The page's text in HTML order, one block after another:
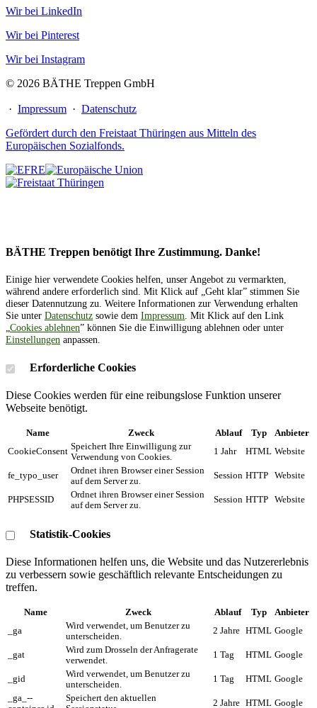
Wir bei LinkedIn
Wir bei Pinterest
Wir bei Instagram
© 2026 BÄTHE Treppen GmbH
· Impressum · Datenschutz
Gefördert durch den Freistaat Thüringen aus Mitteln des
Europäischen Sozialfonds.
BÄTHE Treppen benötigt Ihre Zustimmung. Danke!
Einige hier verwendete Cookies helfen, unser Angebot zu vermarkten,
während andere erforderlich sind. Mit Klick auf „Geht klar” stimmen Sie
dieser Datennutzung zu. Weitere Informationen zur Verwendung erhalten
Sie unter Datenschutz sowie dem Impressum. Mit Klick auf den Link
„Cookies ablehnen” können Sie die Einwilligung ablehnen oder unter
Einstellungen anpassen.
Erforderliche Cookies
Diese Cookies werden für eine reibungslose Funktion unserer
Webseite benötigt.
Name Zweck Ablauf Typ
Anbieter
CookieConsent Speichert Ihre Einwilligung zur
Verwendung von Cookies.
1 Jahr HTML Website
fe_typo_user
Ordnet ihren Browser einer Session
auf dem Server zu.
Session HTTP Website
PHPSESSID
Ordnet ihren Browser einer Session
auf dem Server zu.
Session HTTP Website
Statistik-Cookies
Diese Informationen helfen uns, die Website und das Nutzererlebnis
zu verbessern sowie geschäftlich relevante Entscheidungen zu
treffen.
Name Zweck Ablauf Typ
Anbieter
_ga
Wird verwendet, um Benutzer zu
unterscheiden.
2 Jahre HTML Google
_gat
Wird zum Drosseln der Anfragerate
verwendet.
1 Tag HTML Google
_gid
Wird verwendet, um Benutzer zu
unterscheiden.
1 Tag HTML Google
_ga_--
Speichert den aktuellen
2 Jahre HTML Google